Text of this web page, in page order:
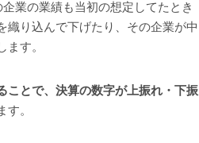
業の業績も当初の想定してたとき
織り込んで下げたり、その企業が中
す。
ことで、決算の数字が上振れ・下振
す。